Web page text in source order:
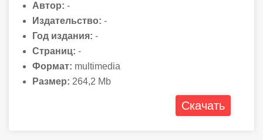
Автор: -
Издательство: -
Год издания: -
Страниц: -
Формат: multimedia
Размер: 264,2 Mb
Скачать